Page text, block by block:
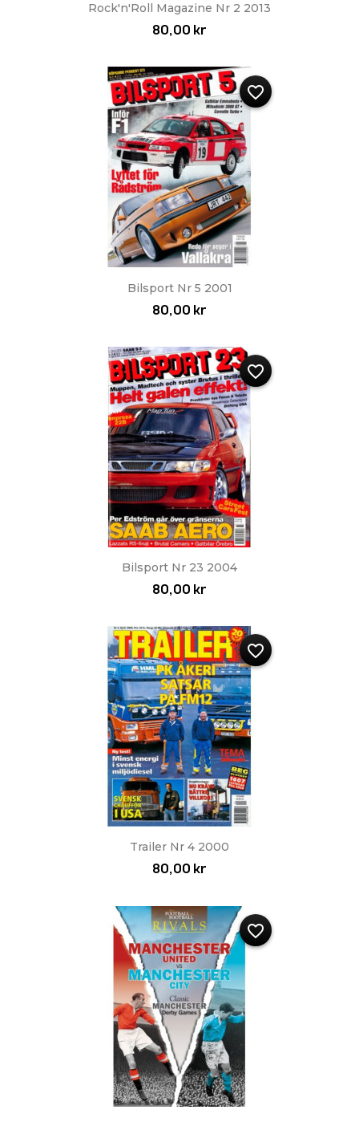
Rock'n'Roll Magazine Nr 2 2013
80,00 kr
Bilsport Nr 5 2001
80,00 kr
favorite_border
Bilsport Nr 23 2004
80,00 kr
favorite_border
Trailer Nr 4 2000
80,00 kr
favorite_border
favorite_border